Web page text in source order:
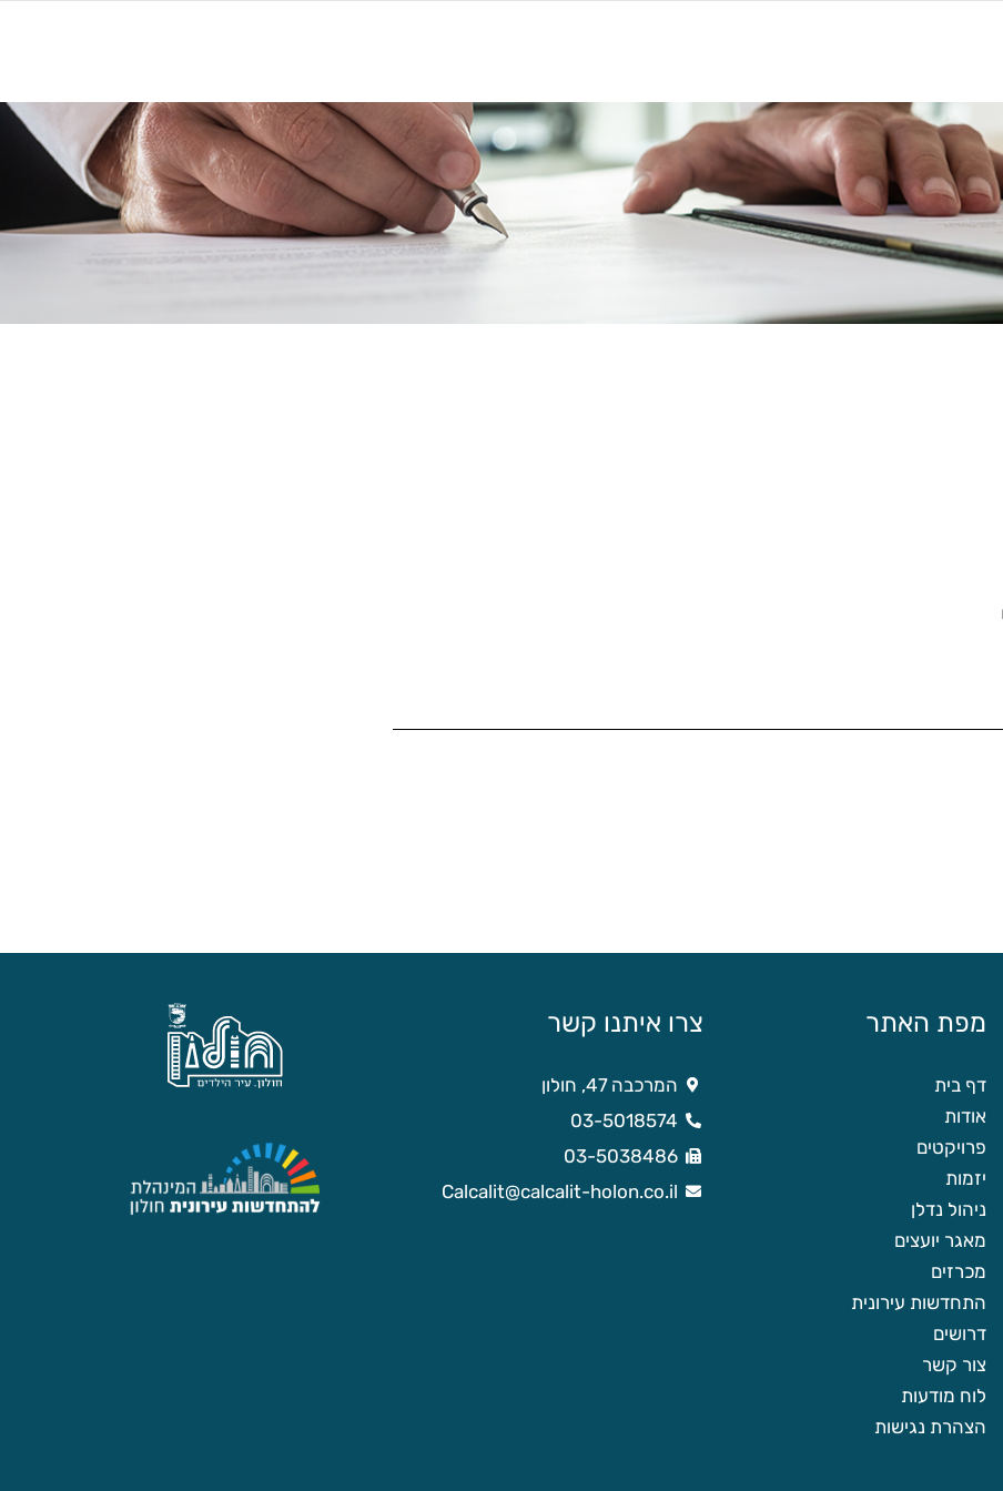
מפת האתר
דף בית
אודות
פרויקטים
יזמות
ניהול נדלן
מאגר יועצים
מכרזים
התחדשות עירונית
דרושים
צור קשר
לוח מודעות
הצהרת נגישות
צרו איתנו קשר
המרכבה 47, חולון
03-5018574
03-5038486
Calcalit@calcalit-holon.co.il